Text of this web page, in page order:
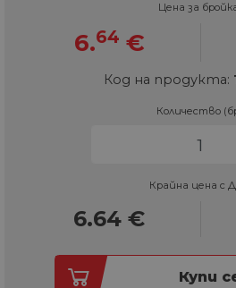
Цена за
6.64 €
Код на продукта:
Количество
Крайна цена с
6.64 €
Купи